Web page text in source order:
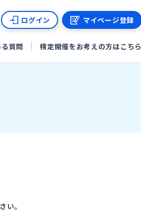
ログイン マイページ登録
質問 検定開催をお考えの方はこちら
い。